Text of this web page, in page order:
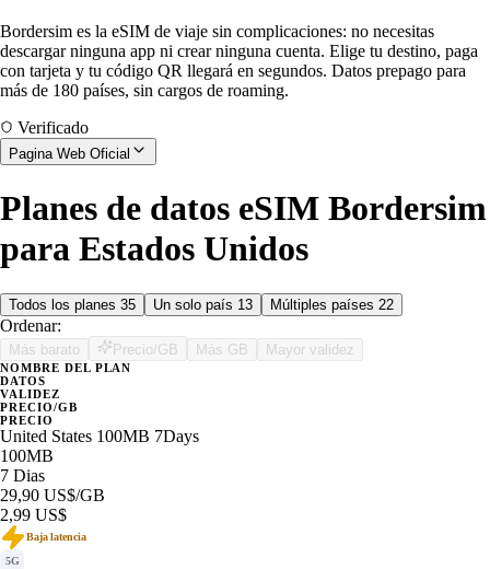
Bordersim es la eSIM de viaje sin complicaciones: no necesitas
descargar ninguna app ni crear ninguna cuenta. Elige tu destino, paga
con tarjeta y tu código QR llegará en segundos. Datos prepago para
más de 180 países, sin cargos de roaming.
Verificado
Pagina Web Oficial
Planes de datos eSIM Bordersim
para Estados Unidos
Todos los planes 35 Un solo país 13 Múltiples países 22
Ordenar:
Más barato Precio/GB Más GB Mayor validez
NOMBRE DEL PLAN
DATOS
VALIDEZ
PRECIO/GB
PRECIO
United States 100MB 7Days
100MB
7 Dias
29,90 US$/GB
2,99 US$
Baja latencia
5G